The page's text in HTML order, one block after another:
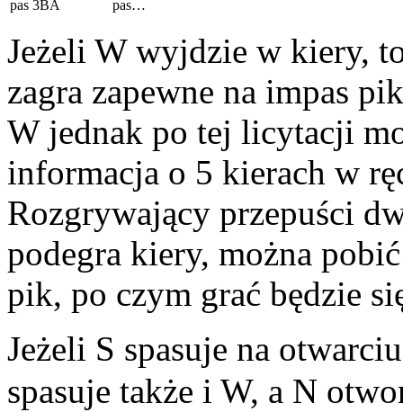
pas 3BA pas…
Jeżeli W wyjdzie w kiery,
zagra zapewne na impas
W jednak po tej licytacji
informacja o 5 kierach w
Rozgrywający przepuści
podegra kiery, można
pik, po czym grać będzie
Jeżeli S spasuje na
spasuje także i W, a N